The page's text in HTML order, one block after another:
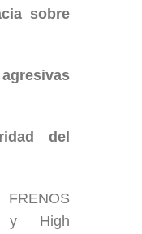
sobre
del
y High